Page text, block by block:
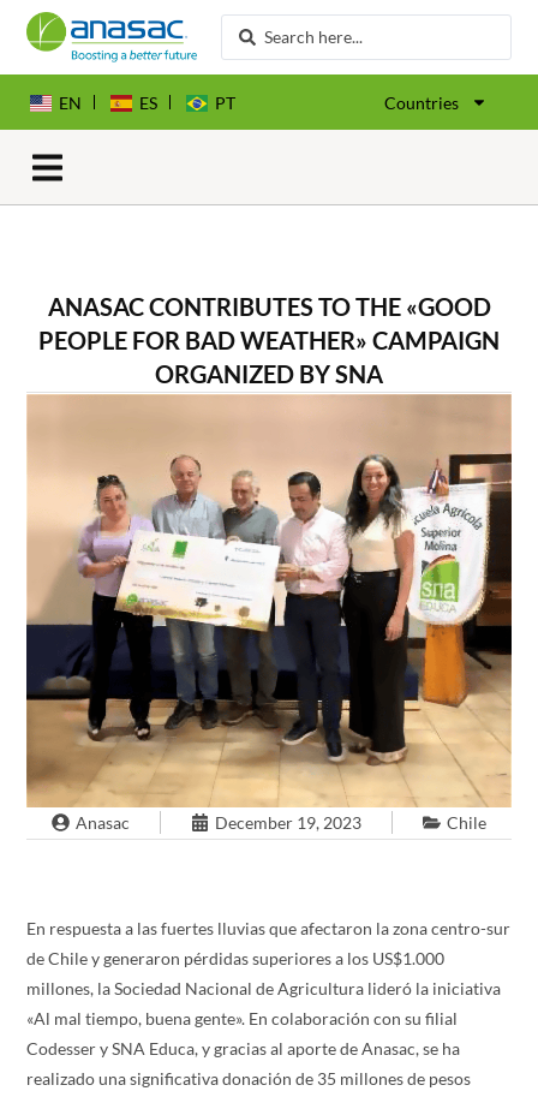
EN ES PT Countries
ANASAC CONTRIBUTES TO THE «GOOD
PEOPLE FOR BAD WEATHER» CAMPAIGN
ORGANIZED BY SNA
Anasac December 19, 2023 Chile
En respuesta a las fuertes lluvias que afectaron la zona centro-sur
de Chile y generaron pérdidas superiores a los US$1.000
millones, la Sociedad Nacional de Agricultura lideró la iniciativa
«Al mal tiempo, buena gente». En colaboración con su filial
Codesser y SNA Educa, y gracias al aporte de Anasac, se ha
realizado una significativa donación de 35 millones de pesos